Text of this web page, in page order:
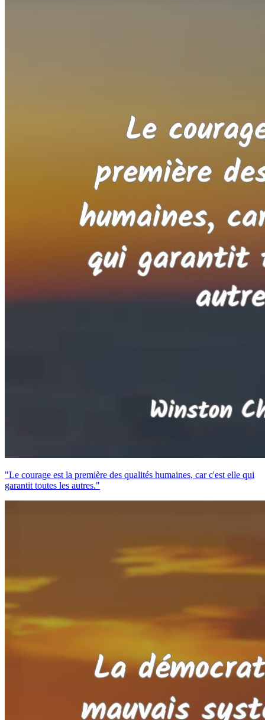
"Le courage est la première des qualités humaines, car c'est elle qui
garantit toutes les autres."